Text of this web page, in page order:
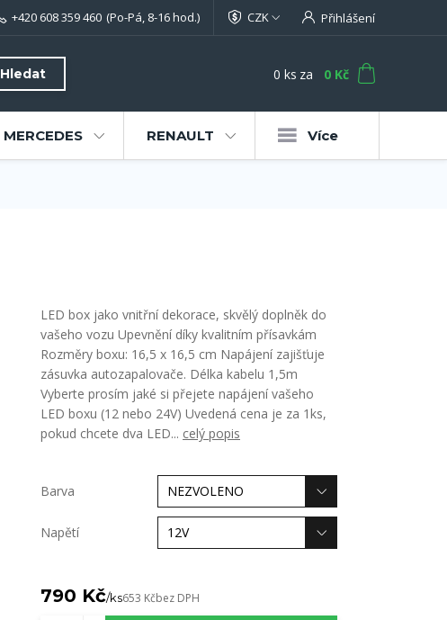
CZK Přihlášení
Hledat
+420 608 359 460 (Po-Pá, 8-16 hod.)
0 ks za 0 Kč
MERCEDES RENAULT Více
LED box jako vnitřní dekorace, skvělý doplněk do
vašeho vozu Upevnění díky kvalitním přísavkám
Rozměry boxu: 16,5 x 16,5 cm Napájení zajišťuje
zásuvka autozapalovače. Délka kabelu 1,5m
Vyberte prosím jaké si přejete napájení vašeho
LED boxu (12 nebo 24V) Uvedená cena je za 1ks,
pokud chcete dva LED... celý popis
Barva
Napětí
790 Kč/ks653 Kčbez DPH